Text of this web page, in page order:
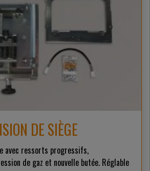
DE SIÈGE
avec ressorts progressifs,
de gaz et nouvelle butée. Réglable